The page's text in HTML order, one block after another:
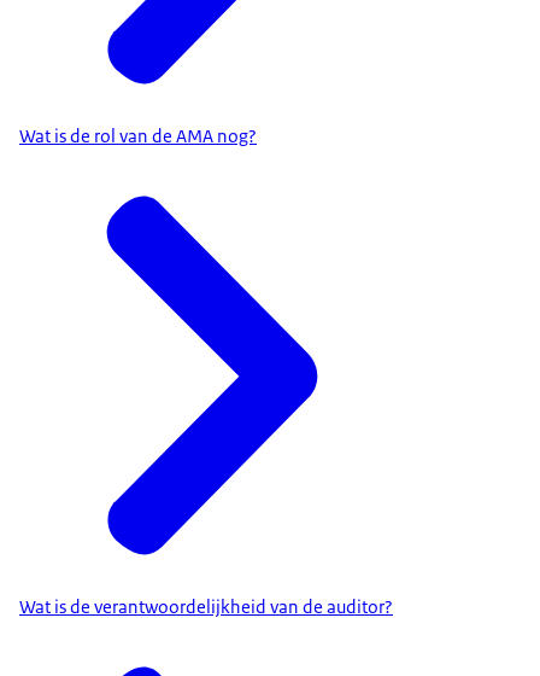
Wat is de rol van de AMA nog?
Wat is de verantwoordelijkheid van de auditor?